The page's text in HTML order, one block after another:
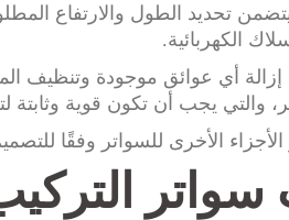
تحديد الطول والارتفاع
الكهربائية.
أي عوائق موجودة وتنظيف
والتي يجب أن تكون قوية
الأخرى للسواتر وفقًا
سواتر